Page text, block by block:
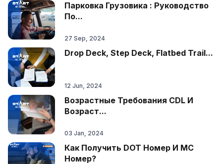
Парковка Грузовика : Руководство
По...
27 Sep, 2024
Drop Deck, Step Deck, Flatbed Trail...
12 Jun, 2024
Возрастные Требования CDL И
Возраст...
03 Jan, 2024
Как Получить DOT Номер И MC
Номер?